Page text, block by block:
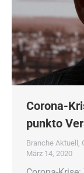
Corona-
punkto
Branche Aktuell
März 14, 2020